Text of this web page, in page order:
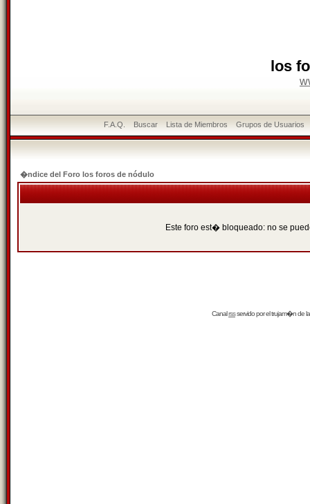
los
F.A.Q. Buscar Lista de Miembros Grupos de Usuarios
�ndice del Foro los foros de nódulo
Este foro est� bloqueado: no se
Canalrssservido por eltrujam�nde